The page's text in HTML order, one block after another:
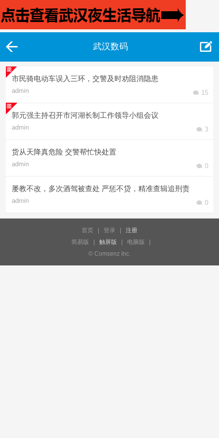
武汉数码
市民骑电动车误入三环，交警及时劝阻消隐患
admin 15
郭元强主持召开市河湖长制工作领导小组会议
admin 3
货从天降真危险 交警帮忙快处置
admin 0
屡教不改，多次酒驾被查处 严惩不贷，精准查辑追刑责
admin 0
首页 登录
注册
简易版
触屏版 电脑版
© Comsenz Inc.